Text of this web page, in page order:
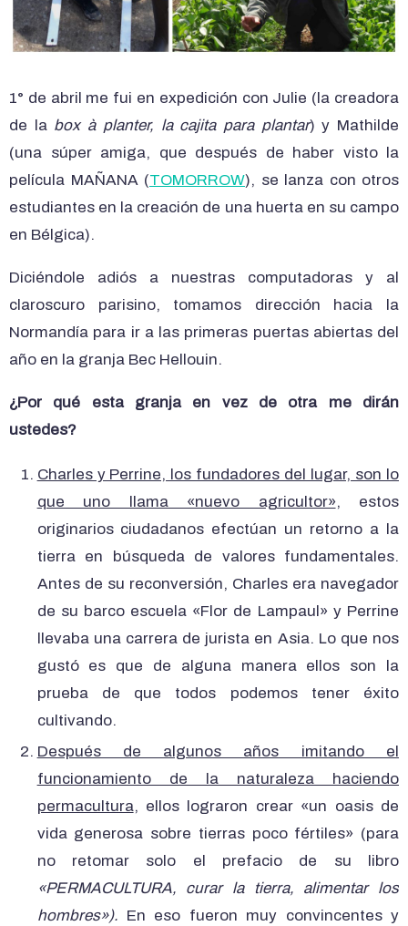
1° de abril me fui en expedición con Julie (la creadora
de la box à planter, la cajita para plantar) y Mathilde
(una súper amiga, que después de haber visto la
película MAÑANA (TOMORROW), se lanza con otros
estudiantes en la creación de una huerta en su campo
en Bélgica).
Diciéndole adiós a nuestras computadoras y al
claroscuro parisino, tomamos dirección hacia la
Normandía para ir a las primeras puertas abiertas del
año en la granja Bec Hellouin.
¿Por qué esta granja en vez de otra me dirán
ustedes?
Charles y Perrine, los fundadores del lugar, son lo
que uno llama «nuevo agricultor», estos
originarios ciudadanos efectúan un retorno a la
tierra en búsqueda de valores fundamentales.
Antes de su reconversión, Charles era navegador
de su barco escuela «Flor de Lampaul» y Perrine
llevaba una carrera de jurista en Asia. Lo que nos
gustó es que de alguna manera ellos son la
prueba de que todos podemos tener éxito
cultivando.
Después de algunos años imitando el
funcionamiento de la naturaleza haciendo
permacultura, ellos lograron crear «un oasis de
vida generosa sobre tierras poco fértiles» (para
no retomar solo el prefacio de su libro
«PERMACULTURA, curar la tierra, alimentar los
hombres»). En eso fueron muy convincentes y